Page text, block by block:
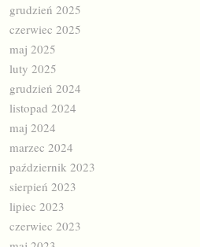
grudzień 2025
czerwiec 2025
maj 2025
luty 2025
grudzień 2024
listopad 2024
maj 2024
marzec 2024
październik 2023
sierpień 2023
lipiec 2023
czerwiec 2023